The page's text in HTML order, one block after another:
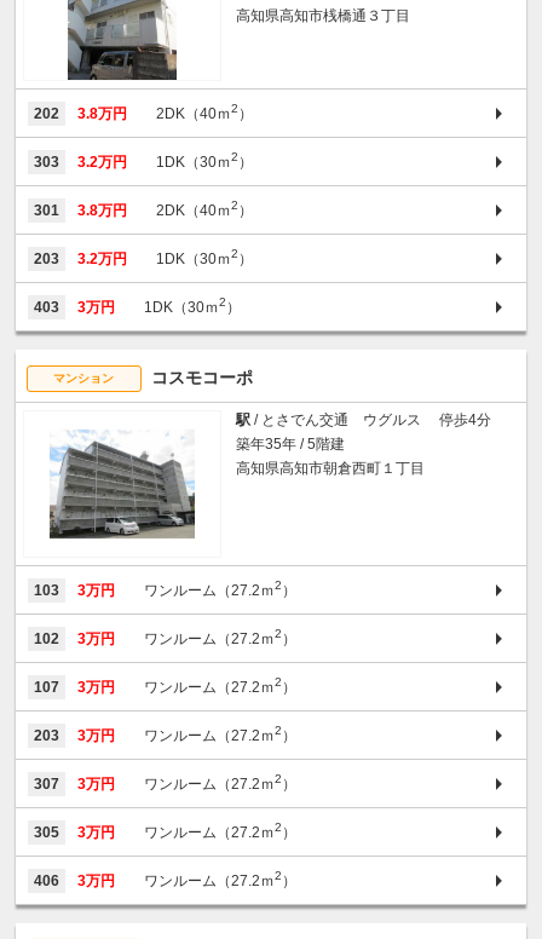
高知県高知市桟橋通３丁目
202 3.8万円 2DK（40ｍ2 ）
303 3.2万円 1DK（30ｍ2 ）
301 3.8万円 2DK（40ｍ2 ）
203 3.2万円 1DK（30ｍ2 ）
403 3万円 1DK（30ｍ2 ）
マンション コスモコーポ
駅 / とさでん交通 ウグルス 停歩4分
築年35年 / 5階建
高知県高知市朝倉西町１丁目
103 3万円 ワンルーム（27.2ｍ2 ）
102 3万円 ワンルーム（27.2ｍ2 ）
107 3万円 ワンルーム（27.2ｍ2 ）
203 3万円 ワンルーム（27.2ｍ2 ）
307 3万円 ワンルーム（27.2ｍ2 ）
305 3万円 ワンルーム（27.2ｍ2 ）
406 3万円 ワンルーム（27.2ｍ2 ）